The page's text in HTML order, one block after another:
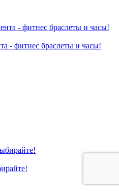
- фитнес браслеты и часы!